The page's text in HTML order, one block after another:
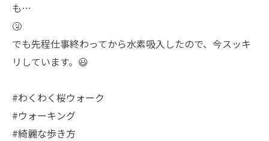
も…
🤧
でも先程仕事終わってから水素吸入したので、今スッキ
リしています。😃
#わくわく桜ウォーク
#ウォーキング
#綺麗な歩き方